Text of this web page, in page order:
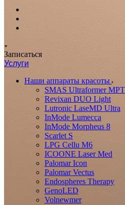
Записаться
Услуги
Наши аппараты красоты
SMAS Ultraformer MPT
Revixan DUO Light
Lutronic LaseMD Ultra
InMode Lumecca
InMode Morpheus 8
Scarlet S
LPG Cellu M6
ICOONE Laser Med
Palomar Icon
Palomar Vectus
Endospheres Therapy
GenoLED
Volnewmer